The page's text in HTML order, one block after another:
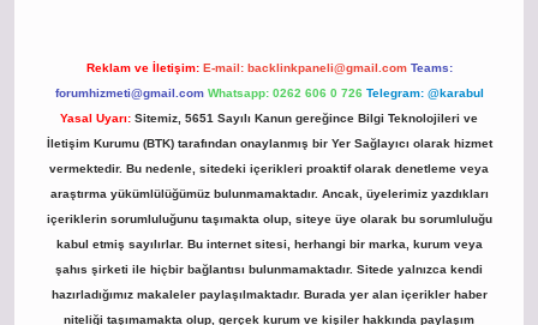
Reklam ve İletişim: E-mail: backlinkpaneli@gmail.com Teams:
forumhizmeti@gmail.com Whatsapp: 0262 606 0 726 Telegram: @karabul
Yasal Uyarı: Sitemiz, 5651 Sayılı Kanun gereğince Bilgi Teknolojileri ve
İletişim Kurumu (BTK) tarafından onaylanmış bir Yer Sağlayıcı olarak hizmet
vermektedir. Bu nedenle, sitedeki içerikleri proaktif olarak denetleme veya
araştırma yükümlülüğümüz bulunmamaktadır. Ancak, üyelerimiz yazdıkları
içeriklerin sorumluluğunu taşımakta olup, siteye üye olarak bu sorumluluğu
kabul etmiş sayılırlar. Bu internet sitesi, herhangi bir marka, kurum veya
şahıs şirketi ile hiçbir bağlantısı bulunmamaktadır. Sitede yalnızca kendi
hazırladığımız makaleler paylaşılmaktadır. Burada yer alan içerikler haber
niteliği taşımamakta olup, gerçek kurum ve kişiler hakkında paylaşım